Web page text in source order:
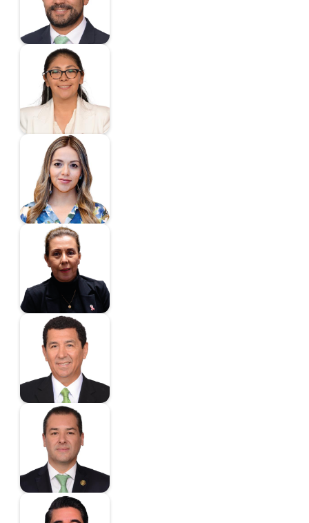
Diputado
Huerta Romero
Azucena
Diputada
Licerio Valdes Hilda
Magdalena
Diputada
Silva Andraca Ruth
Marisela
Diputada
López Hernández
Mario Alberto
Diputado
Madrazo Silva Carlos
Arturo
Diputado
Madrid Pérez
Ricardo